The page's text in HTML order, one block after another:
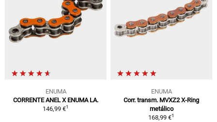
ENUMA
CORRENTE ANEL X ENUMA LA.
146,99 €1
ENUMA
Corr. transm. MVXZ2 X-Ring
metálico
168,99 €1